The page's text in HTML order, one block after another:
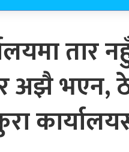
तार
अझै भएन,